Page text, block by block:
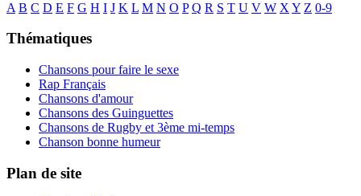
A B C D E F G H I J K L M N O P Q R S T U V W X Y Z 0-9
Thématiques
Chansons pour faire le sexe
Rap Français
Chansons d'amour
Chansons des Guinguettes
Chansons de Rugby et 3ème mi-temps
Chanson bonne humeur
Plan de site